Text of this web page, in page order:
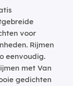
voor
Rijmen
eenvoudig.
met Van
gedichten